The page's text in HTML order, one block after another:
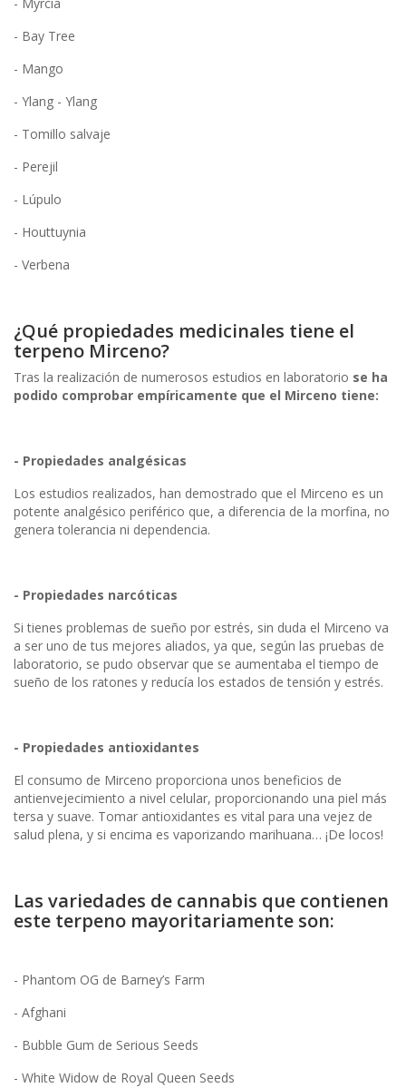
- Bay Tree
- Mango
- Ylang - Ylang
- Tomillo salvaje
- Perejil
- Lúpulo
- Houttuynia
- Verbena
¿Qué propiedades medicinales tiene el
terpeno Mirceno?
Tras la realización de numerosos estudios en laboratorio se ha
podido comprobar empíricamente que el Mirceno tiene:
- Propiedades analgésicas
Los estudios realizados, han demostrado que el Mirceno es un
potente analgésico periférico que, a diferencia de la morfina, no
genera tolerancia ni dependencia.
- Propiedades narcóticas
Si tienes problemas de sueño por estrés, sin duda el Mirceno va
a ser uno de tus mejores aliados, ya que, según las pruebas de
laboratorio, se pudo observar que se aumentaba el tiempo de
sueño de los ratones y reducía los estados de tensión y estrés.
- Propiedades antioxidantes
El consumo de Mirceno proporciona unos beneficios de
antienvejecimiento a nivel celular, proporcionando una piel más
tersa y suave. Tomar antioxidantes es vital para una vejez de
salud plena, y si encima es vaporizando marihuana… ¡De locos!
Las variedades de cannabis que contienen
este terpeno mayoritariamente son:
- Phantom OG de Barney’s Farm
- Afghani
- Bubble Gum de Serious Seeds
- White Widow de Royal Queen Seeds